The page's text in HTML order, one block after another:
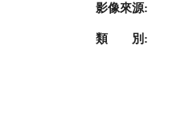
影像來源:
類 別: